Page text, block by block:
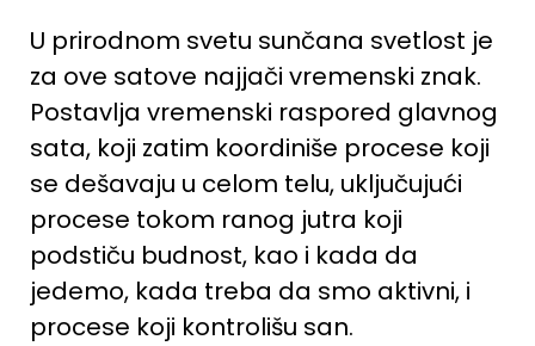
U prirodnom svetu sunčana svetlost je
za ove satove najjači vremenski znak.
Postavlja vremenski raspored glavnog
sata, koji zatim koordiniše procese koji
se dešavaju u celom telu, uključujući
procese tokom ranog jutra koji
podstiču budnost, kao i kada da
jedemo, kada treba da smo aktivni, i
procese koji kontrolišu san.